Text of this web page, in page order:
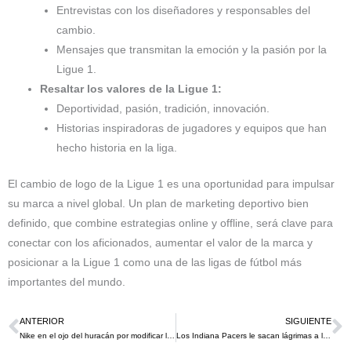
Entrevistas con los diseñadores y responsables del
cambio.
Mensajes que transmitan la emoción y la pasión por la
Ligue 1.
Resaltar los valores de la Ligue 1:
Deportividad, pasión, tradición, innovación.
Historias inspiradoras de jugadores y equipos que han
hecho historia en la liga.
El cambio de logo de la Ligue 1 es una oportunidad para impulsar
su marca a nivel global. Un plan de marketing deportivo bien
definido, que combine estrategias online y offline, será clave para
conectar con los aficionados, aumentar el valor de la marca y
posicionar a la Ligue 1 como una de las ligas de fútbol más
importantes del mundo.
Ant
ANTERIOR SIGUIENTE
Los Indiana Pacers le sacan lágrimas a los fans de los Lakers las la derrotarlos 109 a 90